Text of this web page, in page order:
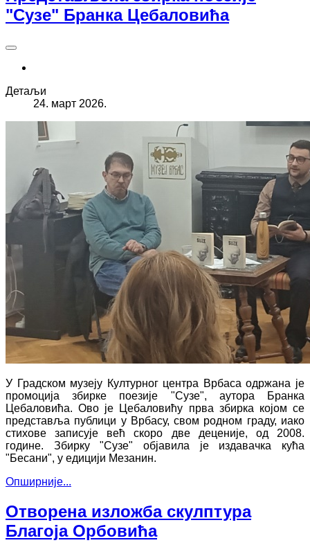
"Сузе" Бранка Цебаловића
Детаљи
24. март 2026.
У Градском музеју Културног центра Врбаса одржана је
промоција збирке поезије "Сузе", аутора Бранка
Цебаловића. Ово је Цебаловићу прва збирка којом се
представља публици у Врбасу, свом родном граду, иако
стихове записује већ скоро две деценије, од 2008.
године. Збирку "Сузе" објавила је издавачка кућа
"Бесани", у едицији Мезанин.
Опширније...
Отворена изложба скулптура
Благоја Орбовића